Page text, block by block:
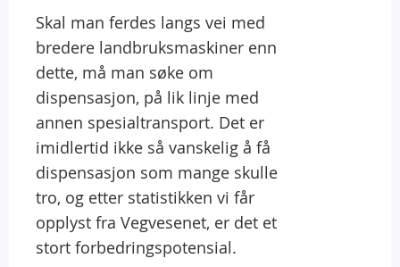
Skal man ferdes langs vei med
bredere landbruksmaskiner enn
dette, må man søke om
dispensasjon, på lik linje med
annen spesialtransport. Det er
imidlertid ikke så vanskelig å få
dispensasjon som mange skulle
tro, og etter statistikken vi får
opplyst fra Vegvesenet, er det et
stort forbedringspotensial.